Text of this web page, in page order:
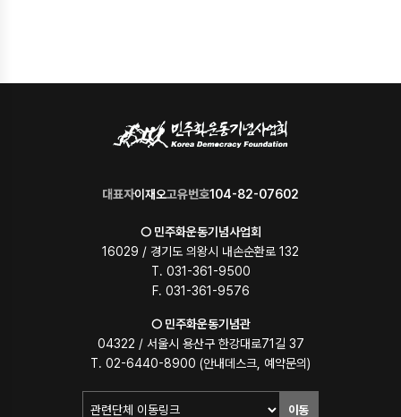
대표자이재오고유번호104-82-07602
○ 민주화운동기념사업회
16029 / 경기도 의왕시 내손순환로 132
T. 031-361-9500
F. 031-361-9576
○ 민주화운동기념관
04322 / 서울시 용산구 한강대로71길 37
T. 02-6440-8900 (안내데스크, 예약문의)
이동